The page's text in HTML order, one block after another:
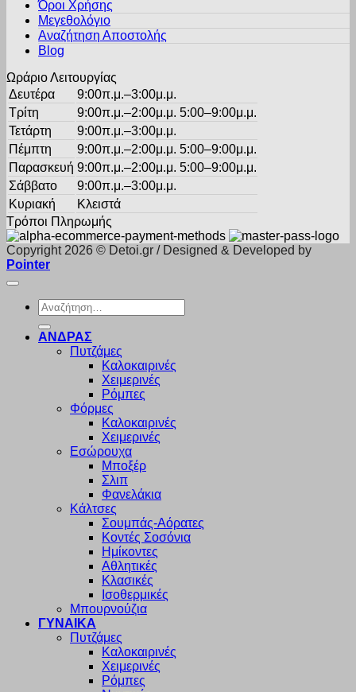
επιλεγούν
σελίδα
Όροι Χρήσης
Μεγεθολόγιο
Αναζήτηση Αποστολής
Blog
Ωράριο Λειτουργίας
Δευτέρα
9:00π.μ.–3:00μ.μ.
Τρίτη
9:00π.μ.–2:00μ.μ. 5:00–9:00μ.μ.
Τετάρτη
9:00π.μ.–3:00μ.μ.
Πέμπτη
9:00π.μ.–2:00μ.μ. 5:00–9:00μ.μ.
Παρασκευή 9:00π.μ.–2:00μ.μ. 5:00–9:00μ.μ.
Σάββατο
9:00π.μ.–3:00μ.μ.
Κυριακή
Κλειστά
Τρόποι Πληρωμής
Copyright 2026 © Detoi.gr / Designed & Developed by
Pointer
Αναζήτηση
για:
ΑΝΔΡΑΣ
Πυτζάμες
Καλοκαιρινές
Χειμερινές
Ρόμπες
Φόρμες
Καλοκαιρινές
Χειμερινές
Εσώρουχα
Μποξέρ
Σλιπ
Φανελάκια
Κάλτσες
Σουμπάς-Αόρατες
Κοντές Σοσόνια
Ημίκοντες
Αθλητικές
Κλασικές
Ισοθερμικές
Μπουρνούζια
ΓΥΝΑΙΚΑ
Πυτζάμες
Καλοκαιρινές
Χειμερινές
Ρόμπες